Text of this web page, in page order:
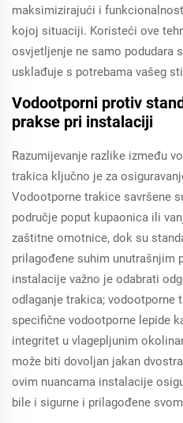
maksimizirajući i
kojoj situaciji. Koristeći ove
osvjetljenje ne samo podudara
usklađuje s potrebama vašeg
Vodootporni protiv
prakse pri instalaciji
Razumijevanje razlike između
trakica ključno je za
Vodootporne trakice savršene
područje poput kupaonica ili
zaštitne omotnice, dok su
prilagođene suhim unutrašnjim
instalacije važno je odabrati
odlaganje trakica; vodootporne
specifične vodootporne lepide
integritet u vlagepljunim
može biti dovoljan jakan
ovim nuancama instalacije
bile i sigurne i prilagođene